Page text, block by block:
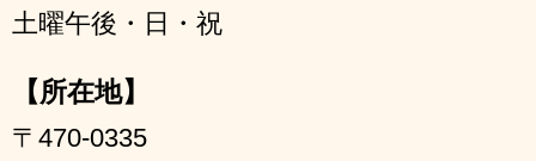
土曜午後・日・祝
【所在地】
〒470-0335